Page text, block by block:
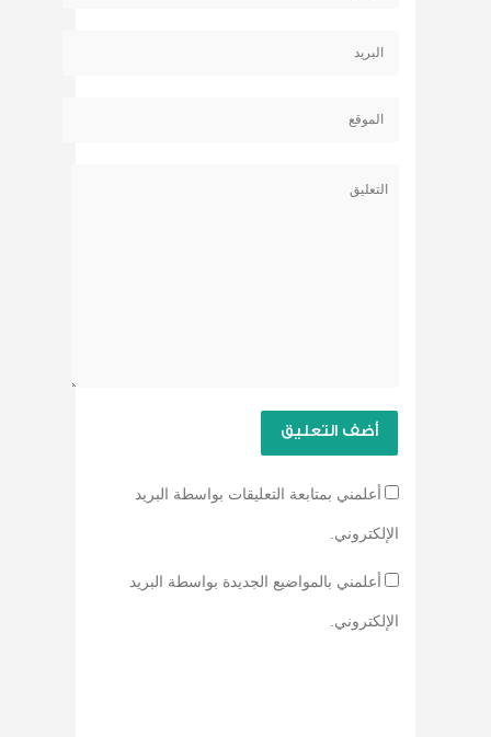
أعلمني بمتابعة التعليقات بواسطة البريد
الإلكتروني.
أعلمني بالمواضيع الجديدة بواسطة البريد
الإلكتروني.